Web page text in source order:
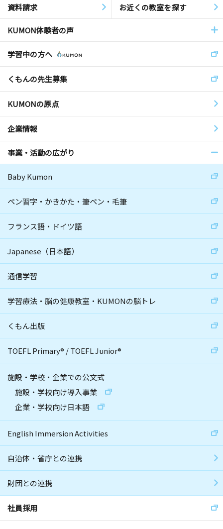
資料請求 お近くの教室を探す
KUMON体験者の声
学習中の方へ
くもんの先生募集
KUMONの原点
企業情報
事業・活動の広がり
Baby Kumon
ペン習字・かきかた・筆ペン・毛筆
フランス語・ドイツ語
Japanese（日本語）
通信学習
学習療法・脳の健康教室・KUMONの脳トレ
くもん出版
TOEFL Primary® /TOEFL Junior®
施設・学校・企業での公文式
施設・学校向け導入事業
企業・学校向け日本語
English Immersion Activities
自治体・省庁との連携
財団との連携
社員採用